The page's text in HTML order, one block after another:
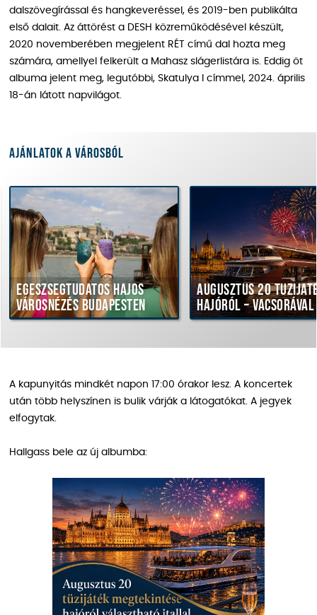
dalszövegírással és hangkeveréssel, és 2019-ben publikálta
első dalait. Az áttörést a DESH közreműködésével készült,
2020 novemberében megjelent RÉT című dal hozta meg
számára, amellyel felkerült a Mahasz slágerlistára is. Eddig öt
albuma jelent meg, legutóbbi, Skatulya I címmel, 2024. április
18-án látott napvilágot.
Ajánlatok a városból
Egészségtudatos hajós
városnézés Budapesten
Augusztus 20
hajóról – vacsorával
A kapunyitás mindkét napon 17:00 órakor lesz. A koncertek
után több helyszínen is bulik várják a látogatókat. A jegyek
elfogytak.
Hallgass bele az új albumba: